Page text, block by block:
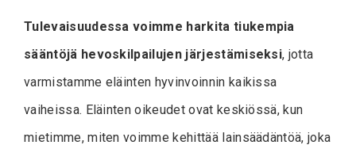
Tulevaisuudessa voimme harkita tiukempia
sääntöjä hevoskilpailujen järjestämiseksi, jotta
varmistamme eläinten hyvinvoinnin kaikissa
vaiheissa. Eläinten oikeudet ovat keskiössä, kun
mietimme, miten voimme kehittää lainsäädäntöä, joka